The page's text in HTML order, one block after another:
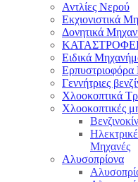
Αντλίες Νερού
Εκχιονιστικά
Δονητικά
Ειδικά
Γεννήτριες
Χλοοκοπτικά
Χλοοκοπτικές
Μηχανές
Αλυσοπρίονα